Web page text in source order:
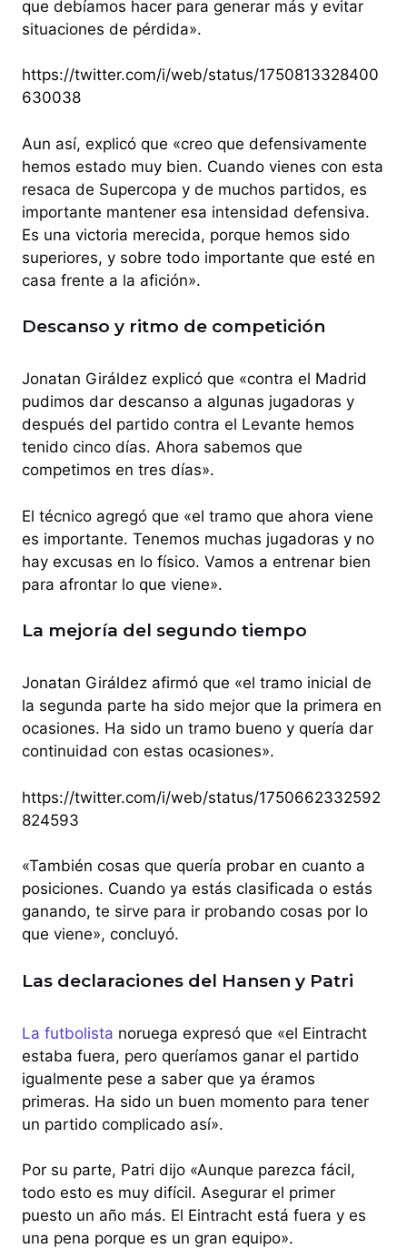
que debíamos hacer para generar más y evitar
situaciones de pérdida».
https://twitter.com/i/web/status/1750813328400
630038
Aun así, explicó que «creo que defensivamente
hemos estado muy bien. Cuando vienes con esta
resaca de Supercopa y de muchos partidos, es
importante mantener esa intensidad defensiva.
Es una victoria merecida, porque hemos sido
superiores, y sobre todo importante que esté en
casa frente a la afición».
Descanso y ritmo de competición
Jonatan Giráldez explicó que «contra el Madrid
pudimos dar descanso a algunas jugadoras y
después del partido contra el Levante hemos
tenido cinco días. Ahora sabemos que
competimos en tres días».
El técnico agregó que «el tramo que ahora viene
es importante. Tenemos muchas jugadoras y no
hay excusas en lo físico. Vamos a entrenar bien
para afrontar lo que viene».
La mejoría del segundo tiempo
Jonatan Giráldez afirmó que «el tramo inicial de
la segunda parte ha sido mejor que la primera en
ocasiones. Ha sido un tramo bueno y quería dar
continuidad con estas ocasiones».
https://twitter.com/i/web/status/1750662332592
824593
«También cosas que quería probar en cuanto a
posiciones. Cuando ya estás clasificada o estás
ganando, te sirve para ir probando cosas por lo
que viene», concluyó.
Las declaraciones del Hansen y Patri
La futbolista noruega expresó que «el Eintracht
estaba fuera, pero queríamos ganar el partido
igualmente pese a saber que ya éramos
primeras. Ha sido un buen momento para tener
un partido complicado así».
Por su parte, Patri dijo «Aunque parezca fácil,
todo esto es muy difícil. Asegurar el primer
puesto un año más. El Eintracht está fuera y es
una pena porque es un gran equipo».